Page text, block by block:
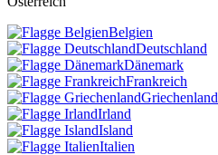
Belgien
Deutschland
Dänemark
Frankreich
Griechenland
Irland
Island
Italien